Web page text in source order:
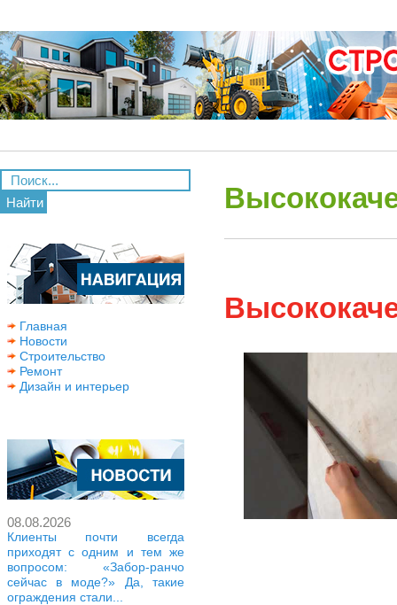
Найти
Главная
Новости
Строительство
Ремонт
Дизайн и интерьер
08.08.2026
Клиенты почти всегда
приходят с одним и тем же
вопросом: «Забор-ранчо
сейчас в моде?» Да, такие
ограждения стали...